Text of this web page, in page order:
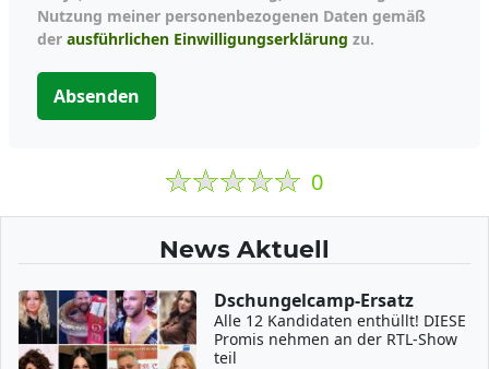
Nutzung meiner personenbezogenen Daten gemäß
der ausführlichen Einwilligungserklärung zu.
Absenden
0
News Aktuell
Dschungelcamp-Ersatz
Alle 12 Kandidaten enthüllt! DIESE
Promis nehmen an der RTL-Show
teil